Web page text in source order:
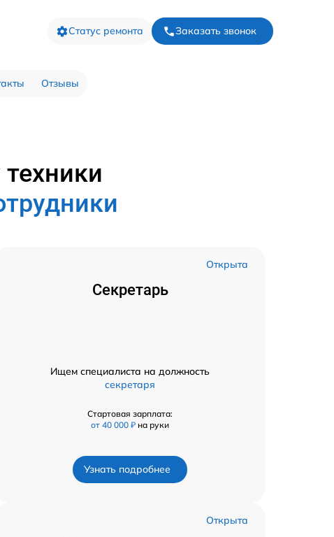
Статус ремонта Заказать звонок
Отзывы
Открыта
Секретарь
Ищем специалиста на должность
секретаря
Стартовая зарплата:
от 40 000 ₽ на руки
Узнать подробнее
Открыта